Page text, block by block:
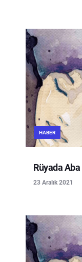
HABER
Rüyada
23 Aralık 2021